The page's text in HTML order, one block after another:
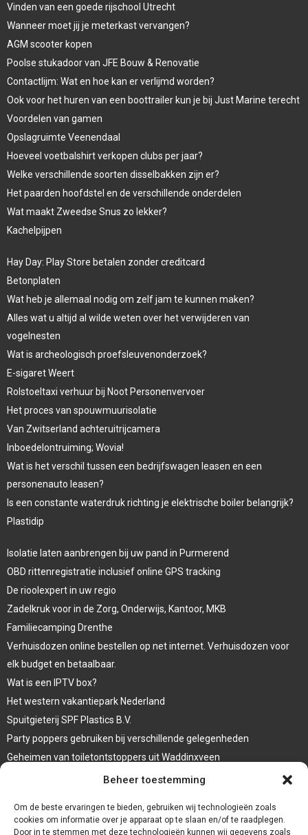
Beheer toestemming
Om de beste ervaringen te bieden, gebruiken wij technologieën zoals
cookies om informatie over je apparaat op te slaan en/of te raadplegen.
Door in te stemmen met deze technologieën kunnen wij gegevens zoals
Vinden van een goede rijschool Utrecht
Wanneer moet jij je meterkast vervangen?
AGM scooter kopen
Poolse stukadoor van JFE Bouw & Renovatie
Contactlijm: Wat en hoe kan er verlijmd worden?
Ook voor het huren van een boottrailer kun je bij Just Marine terecht
Voordelen van gamen
Opslagruimte Veenendaal
Hoeveel voetbalshirt verkopen clubs per jaar?
Welke verschillende soorten disselbakken zijn er?
Het paarden hoofdstel en de verschillende onderdelen
Wat maakt Zweedse Snus zo lekker?
Kachelpijpen
Hay Day: Play Store betalen zonder creditcard
Betonplaten
Wat heb je allemaal nodig om zelf jam te kunnen maken?
Alles wat u altijd al wilde weten over het verwijderen van
vogelnesten
Wat is archeologisch proefsleuvenonderzoek?
E-sigaret Weert
Rolstoeltaxi verhuur bij Noot Personenvervoer
Het proces van spouwmuurisolatie
Van Zwitserland achteruitrijcamera
Inboedelontruiming; Wovia!
Wat is het verschil tussen een bedrijfswagen leasen en een
personenauto leasen?
Is een constante waterdruk richting je elektrische boiler belangrijk?
Plastidip
Isolatie laten aanbrengen bij uw pand in Purmerend
OBD rittenregistratie inclusief online GPS tracking
De rioolexpert in uw regio
Zadelkruk voor in de Zorg, Onderwijs, Kantoor, MKB
Familiecamping Drenthe
Verhuisdozen online bestellen op net internet. Verhuisdozen voor
elk budget en betaalbaar.
Wat is een IPTV box?
Het western vakantiepark Nederland
Spuitgieterij SPF Plastics B.V.
Party poppers gebruiken bij verschillende gelegenheden
Geheimen van toiletontstoppers uit Waddinxveen
Vormen van terrasaankleding